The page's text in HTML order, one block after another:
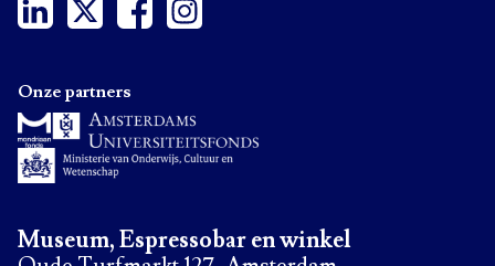
Museum, Espressobar en winkel
Onze partners